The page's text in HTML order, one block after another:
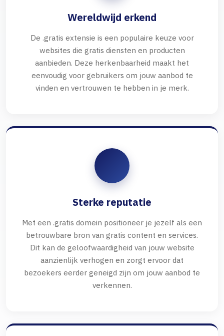
Wereldwijd erkend
De .gratis extensie is een populaire keuze voor
websites die gratis diensten en producten
aanbieden. Deze herkenbaarheid maakt het
eenvoudig voor gebruikers om jouw aanbod te
vinden en vertrouwen te hebben in je merk.
Sterke reputatie
Met een .gratis domein positioneer je jezelf als een
betrouwbare bron van gratis content en services.
Dit kan de geloofwaardigheid van jouw website
aanzienlijk verhogen en zorgt ervoor dat
bezoekers eerder geneigd zijn om jouw aanbod te
verkennen.